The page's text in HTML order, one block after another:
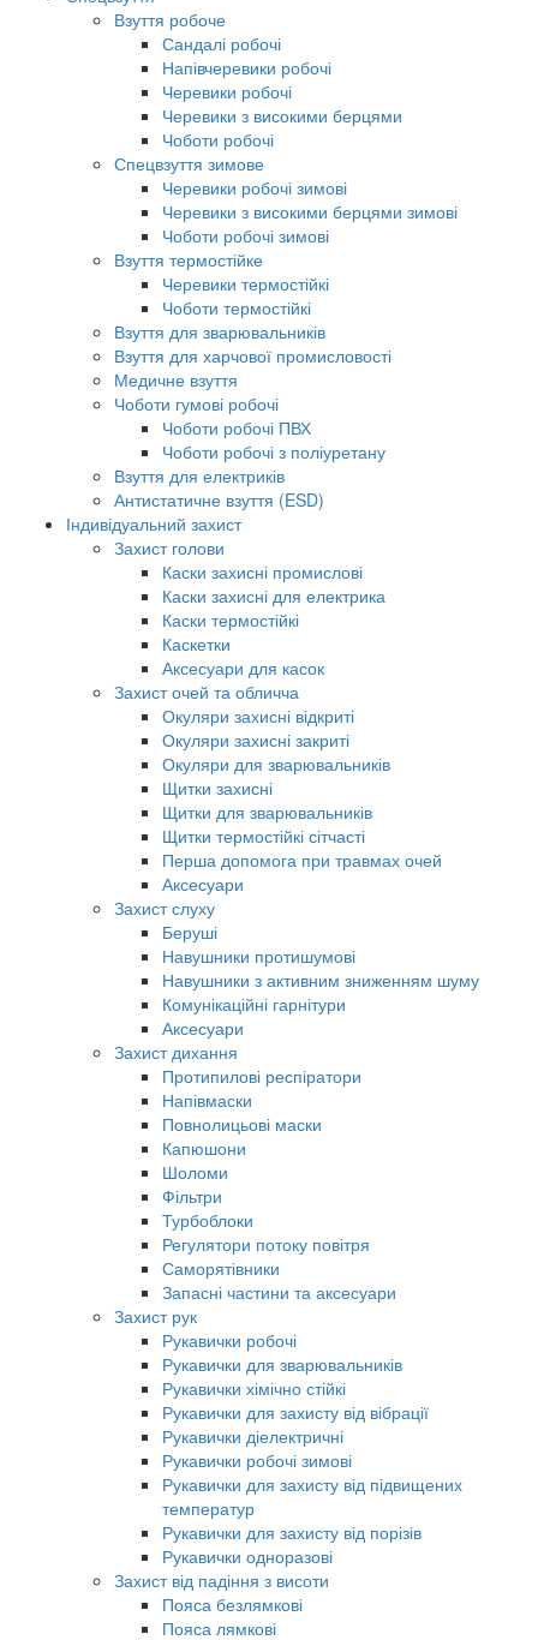
Взуття робоче
Сандалі робочі
Напівчеревики робочі
Черевики робочі
Черевики з високими берцями
Чоботи робочі
Спецвзуття зимове
Черевики робочі зимові
Черевики з високими берцями зимові
Чоботи робочі зимові
Взуття термостійке
Черевики термостійкі
Чоботи термостійкі
Взуття для зварювальників
Взуття для харчової промисловості
Медичне взуття
Чоботи гумові робочі
Чоботи робочі ПВХ
Чоботи робочі з поліуретану
Взуття для електриків
Антистатичне взуття (ESD)
Індивідуальний захист
Захист голови
Каски захисні промислові
Каски захисні для електрика
Каски термостійкі
Каскетки
Аксесуари для касок
Захист очей та обличча
Окуляри захисні відкриті
Окуляри захисні закриті
Окуляри для зварювальників
Щитки захисні
Щитки для зварювальників
Щитки термостійкі сітчасті
Перша допомога при травмах очей
Аксесуари
Захист слуху
Беруші
Навушники протишумові
Навушники з активним зниженням шуму
Комунікаційні гарнітури
Аксесуари
Захист дихання
Протипилові респіратори
Напівмаски
Повнолицьові маски
Капюшони
Шоломи
Фільтри
Турбоблоки
Регулятори потоку повітря
Саморятівники
Запасні частини та аксесуари
Захист рук
Рукавички робочі
Рукавички для зварювальників
Рукавички хімічно стійкі
Рукавички для захисту від вібрації
Рукавички діелектричні
Рукавички робочі зимові
Рукавички для захисту від підвищених
температур
Рукавички для захисту від порізів
Рукавички одноразові
Захист від падіння з висоти
Пояса безлямкові
Пояса лямкові